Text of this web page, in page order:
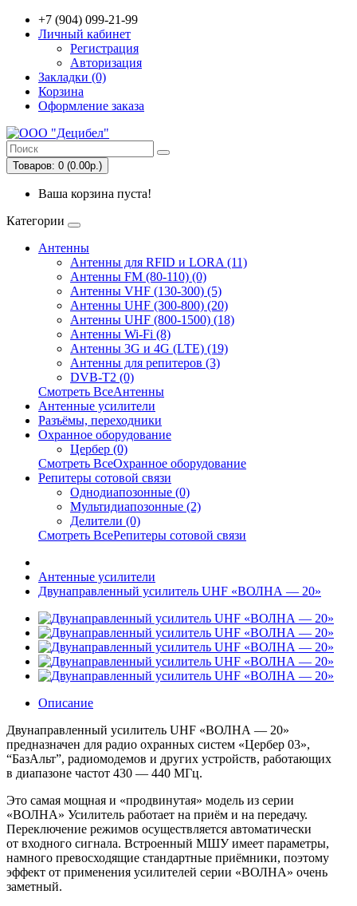
+7 (904) 099-21-99
Личный кабинет
Регистрация
Авторизация
Закладки (0)
Корзина
Оформление заказа
Товаров: 0 (0.00р.)
Ваша корзина пуста!
Категории
Антенны
Антенны для RFID и LORA (11)
Антенны FM (80-110) (0)
Антенны VHF (130-300) (5)
Антенны UHF (300-800) (20)
Антенны UHF (800-1500) (18)
Антенны Wi-Fi (8)
Антенны 3G и 4G (LTE) (19)
Антенны для репитеров (3)
DVB-T2 (0)
Смотреть ВсеАнтенны
Антенные усилители
Разъёмы, переходники
Охранное оборудование
Цербер (0)
Смотреть ВсеОхранное оборудование
Репитеры сотовой связи
Однодиапозонные (0)
Мультидиапозонные (2)
Делители (0)
Смотреть ВсеРепитеры сотовой связи
Антенные усилители
Двунаправленный усилитель UHF «ВОЛНА — 20»
Описание
Двунаправленный усилитель UHF «ВОЛНА — 20»
предназначен для радио охранных систем «Цербер 03»,
“БазАльт”, радиомодемов и других устройств, работающих
в диапазоне частот 430 — 440 МГц.
Это самая мощная и «продвинутая» модель из серии
«ВОЛНА» Усилитель работает на приём и на передачу.
Переключение режимов осуществляется автоматически
от входного сигнала. Встроенный МШУ имеет параметры,
намного превосходящие стандартные приёмники, поэтому
эффект от применения усилителей серии «ВОЛНА» очень
заметный.